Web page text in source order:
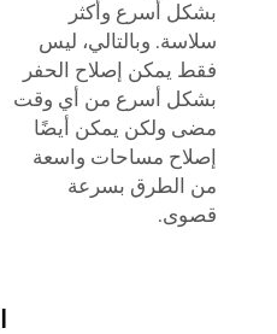
بشكل أسرع وأكثر
سلاسة. وبالتالي، ليس
فقط يمكن إصلاح الحفر
بشكل أسرع من أي وقت
مضى ولكن يمكن أيضًا
إصلاح مساحات واسعة
من الطرق بسرعة
قصوى.